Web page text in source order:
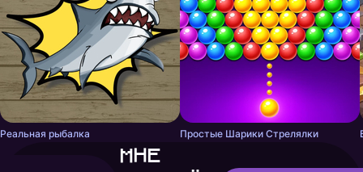
Реальная рыбалка Простые Шарики Стрелялки
Мне